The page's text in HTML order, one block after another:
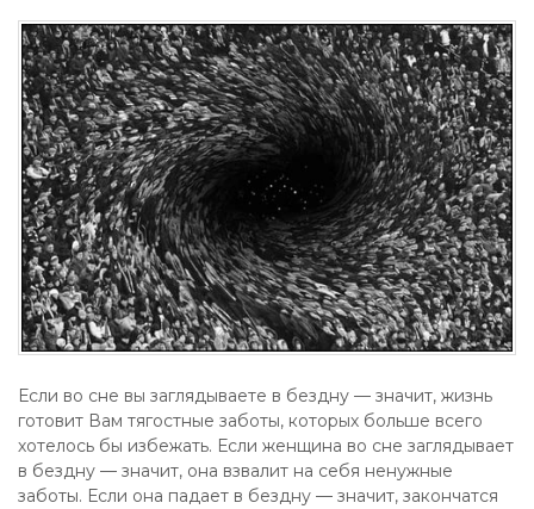
Если во сне вы заглядываете в бездну — значит, жизнь
готовит Вам тягостные заботы, которых больше всего
хотелось бы избежать. Если женщина во сне заглядывает
в бездну — значит, она взвалит на себя ненужные
заботы. Если она падает в бездну — значит, закончатся